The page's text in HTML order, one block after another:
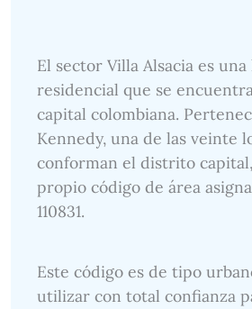
El sector Villa Alsacia es
residencial que se
capital colombiana.
Kennedy, una de las veinte
conforman el distrito
propio código de área
110831.
Este código es de tipo
utilizar con total confianza